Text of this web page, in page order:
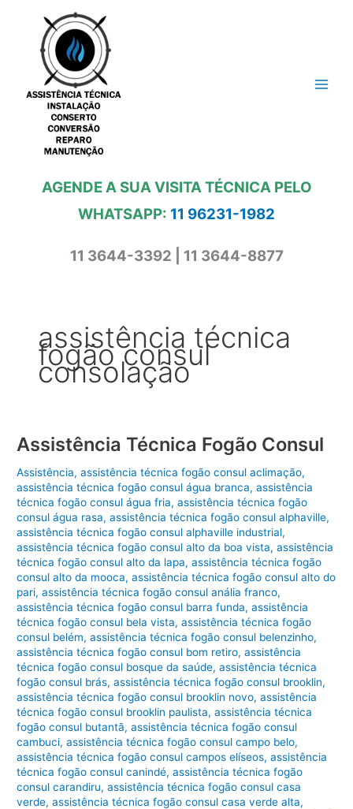
conteúdo
AGENDE A SUA VISITA TÉCNICA PELO
WHATSAPP: 11 96231-1982
11 3644-3392 | 11 3644-8877
assistência técnica
fogão consul
consolação
Assistência Técnica Fogão Consul
Assistência,assistência técnica fogão consul aclimação,
assistência técnica fogão consul água branca,assistência
técnica fogão consul água fria,assistência técnica fogão
consul água rasa,assistência técnica fogão consul alphaville,
assistência técnica fogão consul alphaville industrial,
assistência técnica fogão consul alto da boa vista,assistência
técnica fogão consul alto da lapa,assistência técnica fogão
consul alto da mooca,assistência técnica fogão consul alto do
pari,assistência técnica fogão consul anália franco,
assistência técnica fogão consul barra funda,assistência
técnica fogão consul bela vista,assistência técnica fogão
consul belém,assistência técnica fogão consul belenzinho,
assistência técnica fogão consul bom retiro,assistência
técnica fogão consul bosque da saúde,assistência técnica
fogão consul brás,assistência técnica fogão consul brooklin,
assistência técnica fogão consul brooklin novo,assistência
técnica fogão consul brooklin paulista,assistência técnica
fogão consul butantã,assistência técnica fogão consul
cambuci,assistência técnica fogão consul campo belo,
assistência técnica fogão consul campos elíseos,assistência
técnica fogão consul canindé,assistência técnica fogão
consul carandiru,assistência técnica fogão consul casa
verde,assistência técnica fogão consul casa verde alta,